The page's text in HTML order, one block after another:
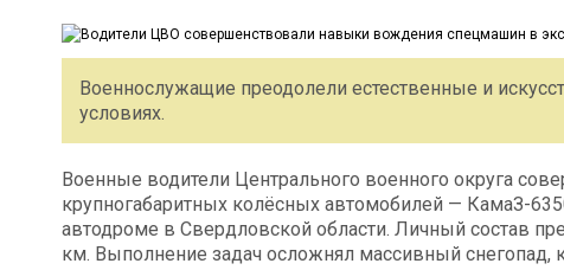
Военнослужащие преодолели естественные и
условиях.
Военные водители Центрального военного округа
крупногабаритных колёсных автомобилей — КамаЗ-
автодроме в Свердловской области. Личный состав
км. Выполнение задач осложнял массивный снегопад,